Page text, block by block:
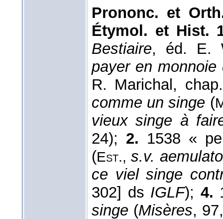
Prononc. et
Étymol. et Hist.
Bestiaire, éd. E.
payer en monnoie
R. Marichal,
comme un singe (
vieux singe à
24); 2. 1538 «
(Est.,s.v.
ce viel singe
302] ds IGLF); 4.
singe (Misères,